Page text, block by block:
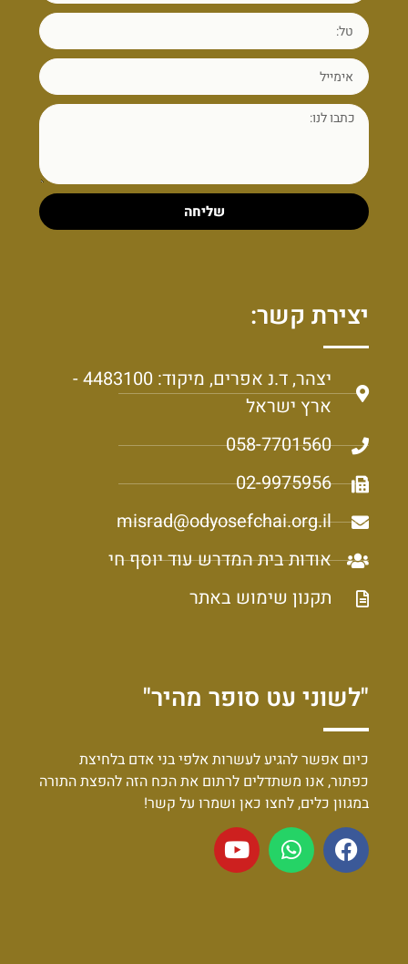
שליחה
יצירת קשר:
יצהר, ד.נ אפרים, מיקוד: 4483100 -
ארץ ישראל
058-7701560
02-9975956
misrad@odyosefchai.org.il
אודות בית המדרש עוד יוסף חי
תקנון שימוש באתר
"לשוני עט סופר מהיר"
כיום אפשר להגיע לעשרות אלפי בני אדם בלחיצת
כפתור, אנו משתדלים לרתום את הכח הזה להפצת התורה
במגוון כלים, לחצו כאן ושמרו על קשר!